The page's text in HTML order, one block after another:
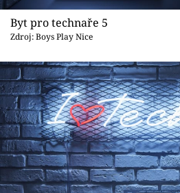
Byt pro technaře 5
Zdroj: Boys Play Nice